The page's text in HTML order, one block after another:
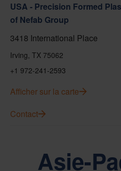
USA - Precision Formed
of Nefab Group
3418 International Place
Irving, TX 75062
+1 972-241-2593
Afficher sur la carte
Contact
Asie-